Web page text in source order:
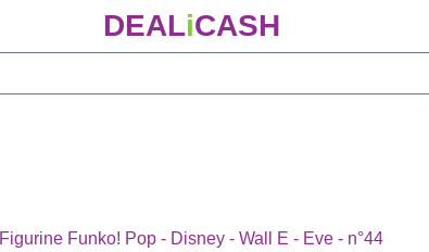
DEALiCASH
Figurine Funko! Pop - Disney - Wall E - Eve - n°44